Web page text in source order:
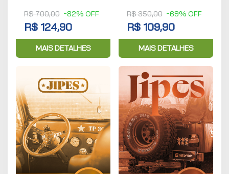
R$ 700,00 -82% OFF
R$ 124,90
MAIS DETALHES
R$ 350,00 -69% OFF
R$ 109,90
MAIS DETALHES